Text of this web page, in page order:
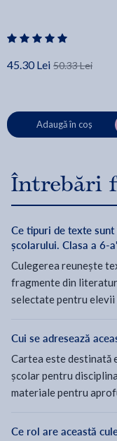
45.30 Lei 50.33 Lei
Adaugă în coș
Întrebări
Ce tipuri de texte
școlarului. Clasa a 6-
Culegerea reunește
fragmente din
selectate pentru elevii
Cui se adresează
Cartea este destinată
școlar pentru
materiale pentru
Ce rol are această